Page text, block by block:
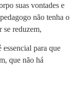
suas vontades e
não tenha o
se reduzem,
para que
que não há